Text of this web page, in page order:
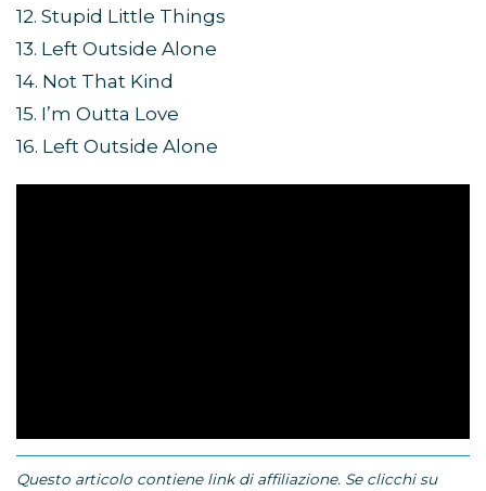
12. Stupid Little Things
13. Left Outside Alone
14. Not That Kind
15. I’m Outta Love
16. Left Outside Alone
Questo articolo contiene link di affiliazione. Se clicchi su